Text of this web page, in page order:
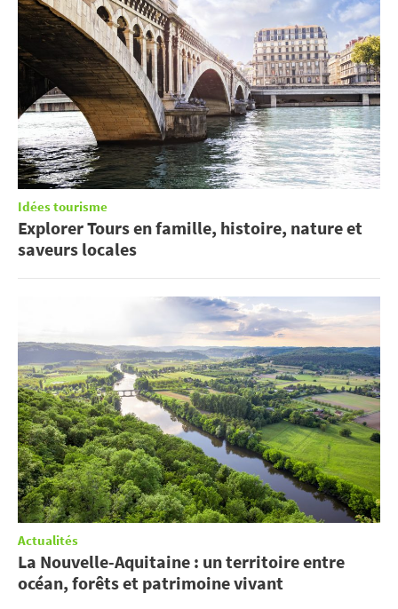
Idées tourisme
Explorer Tours en famille, histoire, nature et
saveurs locales
Actualités
La Nouvelle-Aquitaine : un territoire entre
océan, forêts et patrimoine vivant